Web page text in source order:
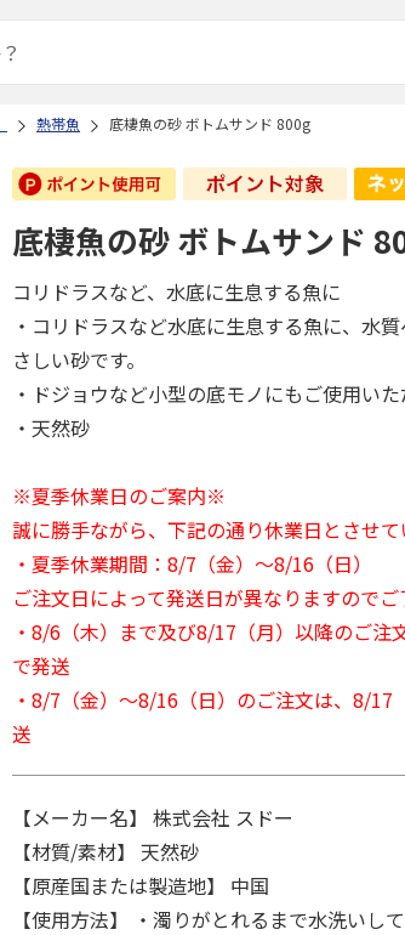
熱帯魚 底棲魚の砂 ボトムサンド 800g
底棲魚の砂 ボトムサンド
コリドラスなど、水底に生息する魚に
・コリドラスなど水底に生息する魚に、水
さしい砂です。
・ドジョウなど小型の底モノにもご使用いた
・天然砂
※夏季休業日のご案内※
誠に勝手ながら、下記の通り休業日とさせて
・夏季休業期間：8/7（金）～8/16（日）
ご注文日によって発送日が異なりますのでご
・8/6（木）まで及び8/17（月）以降のご注
で発送
・8/7（金）～8/16（日）のご注文は、8/17
送
【メーカー名】 株式会社 スドー
【材質/素材】 天然砂
【原産国または製造地】 中国
【使用方法】 ・濁りがとれるまで水洗いし